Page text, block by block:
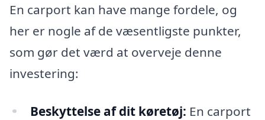
En carport kan have mange fordele, og
her er nogle af de væsentligste punkter,
som gør det værd at overveje denne
investering:
Beskyttelse af dit køretøj: En carport